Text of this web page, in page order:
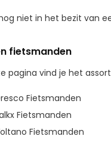
niet in het bezit van
fietsmanden
pagina vind je het
Fietsmanden
Fietsmanden
Fietsmanden